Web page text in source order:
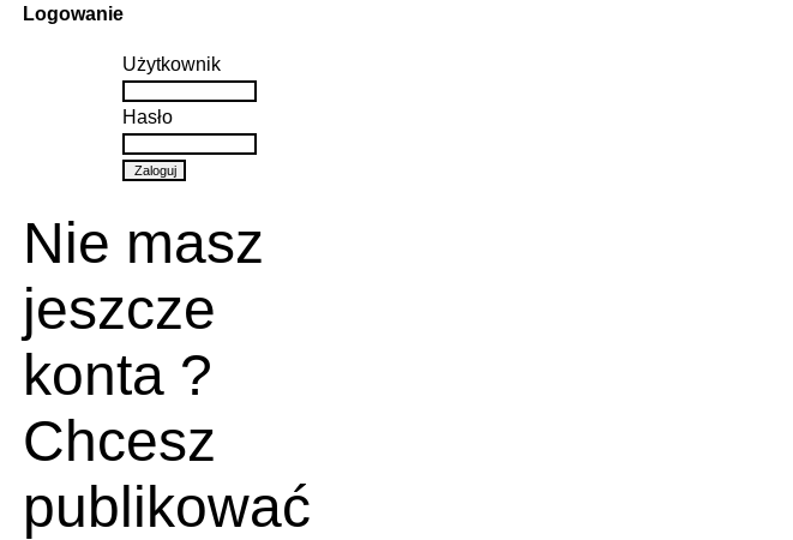
Logowanie
Użytkownik
Hasło
Nie masz
jeszcze
konta ?
Chcesz
publikować